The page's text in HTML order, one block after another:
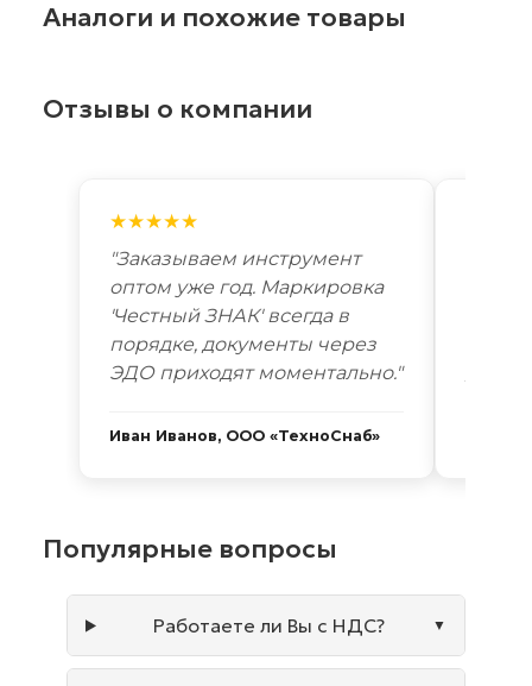
Аналоги и похожие товары
Отзывы о компании
★★★★★
"Заказываем инструмент
оптом уже год. Маркировка
'Честный ЗНАК' всегда в
порядке, документы через
ЭДО приходят моментально."
Иван Иванов, ООО «ТехноСнаб»
Популярные вопросы
Работаете ли Вы с НДС?